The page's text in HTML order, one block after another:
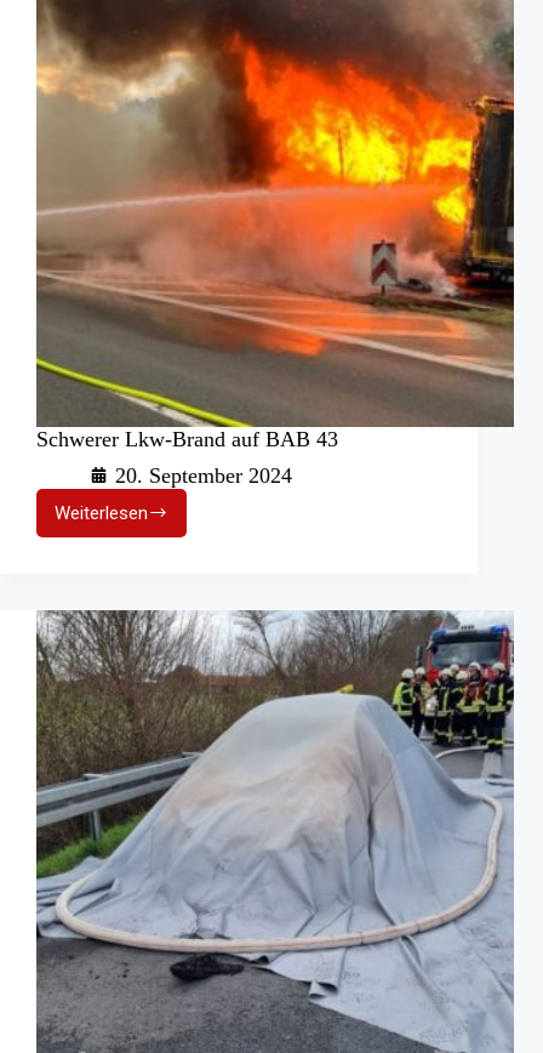
Schwerer Lkw-Brand auf BAB 43
20. September 2024
Weiterlesen
Schwerer
Lkw-
BAB
43